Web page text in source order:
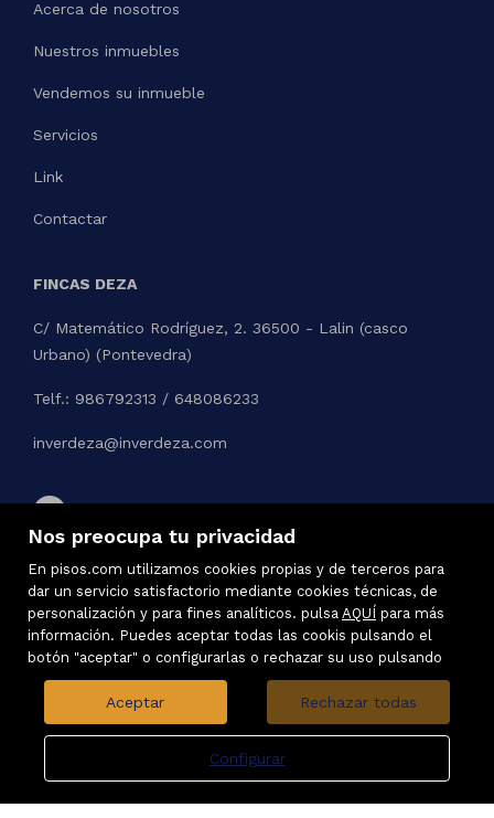
Nos preocupa tu privacidad
En pisos.com utilizamos cookies propias y de terceros para
dar un servicio satisfactorio mediante cookies técnicas, de
personalización y para fines analíticos. pulsa AQUÍ para más
información. Puedes aceptar todas las cookis pulsando el
botón "aceptar" o configurarlas o rechazar su uso pulsando
Aceptar Rechazar todas
Configurar
Acerca de nosotros
Nuestros inmuebles
Vendemos su inmueble
Servicios
Link
Contactar
FINCAS DEZA
C/ Matemático Rodríguez, 2. 36500 - Lalin (casco
Urbano) (Pontevedra)
Telf.: 986792313 / 648086233
inverdeza@inverdeza.com